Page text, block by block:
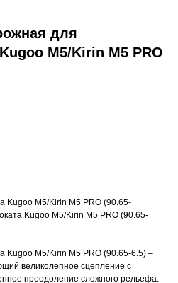
для
M5/Kirin M5 PRO
Kugoo M5/Kirin M5 PRO (90.65-
Kugoo M5/Kirin M5 PRO (90.65-
Kugoo M5/Kirin M5 PRO (90.65-6.5) –
великолепное сцепление с
преодоление сложного рельефа.